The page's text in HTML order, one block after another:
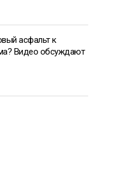
асфальт к
Видео обсуждают